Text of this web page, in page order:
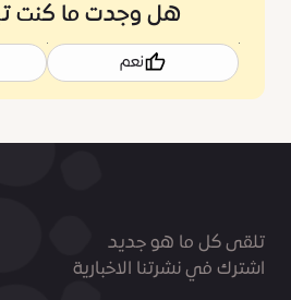
هل وجدت ما كنت
نعم
تلقى كل ما هو جديد
اشترك في نشرتنا الاخبارية